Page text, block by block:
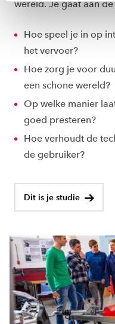
toestemming altijd
wereld. Je gaat aan
Hoe speel je in op
het vervoer?
Hoe zorg je voor
een schone wereld?
Op welke manier
goed presteren?
Hoe verhoudt de
de gebruiker?
Dit is je studie